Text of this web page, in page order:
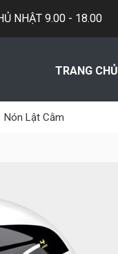
NHẬT 9.00 - 18.00
TRANG CHỦ
Nón Lật Cằm